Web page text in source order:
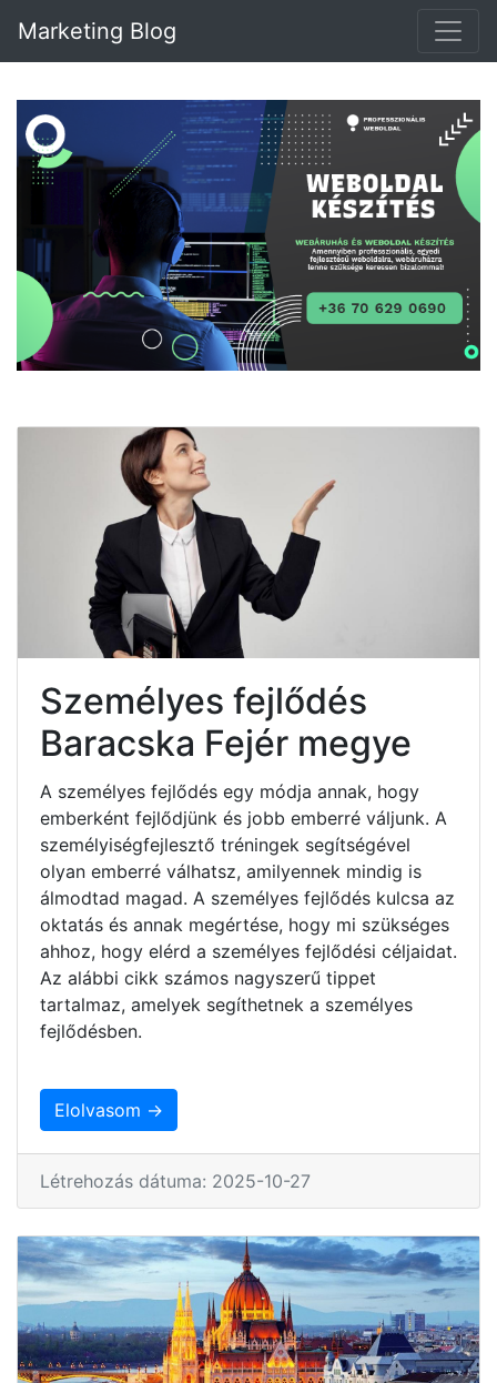
Marketing Blog
Személyes fejlődés
Baracska Fejér megye
A személyes fejlődés egy módja annak, hogy
emberként fejlődjünk és jobb emberré váljunk. A
személyiségfejlesztő tréningek segítségével
olyan emberré válhatsz, amilyennek mindig is
álmodtad magad. A személyes fejlődés kulcsa az
oktatás és annak megértése, hogy mi szükséges
ahhoz, hogy elérd a személyes fejlődési céljaidat.
Az alábbi cikk számos nagyszerű tippet
tartalmaz, amelyek segíthetnek a személyes
fejlődésben.
Elolvasom →
Létrehozás dátuma: 2025-10-27